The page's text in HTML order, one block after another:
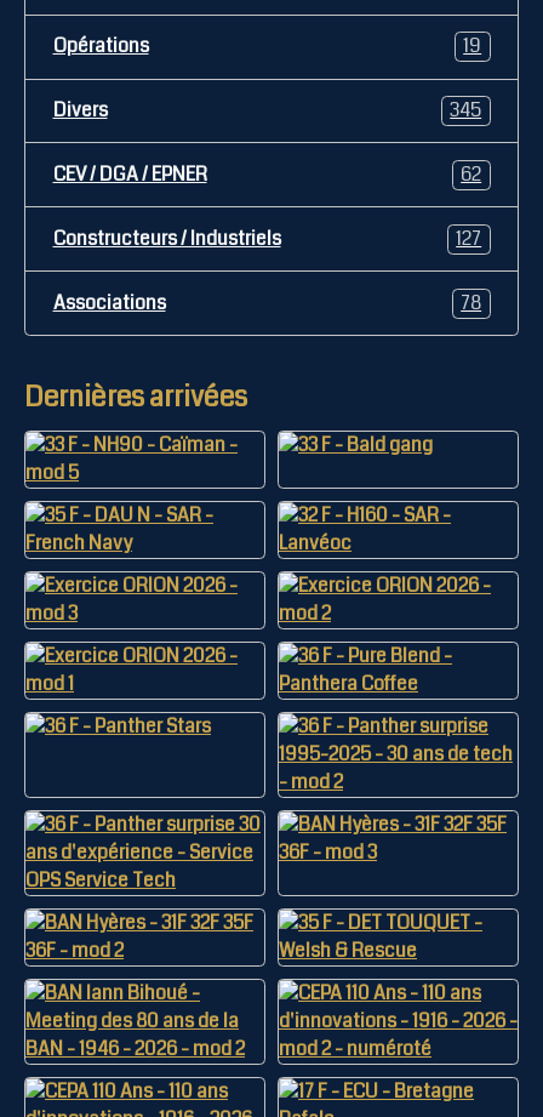
Opérations 19
Divers 345
CEV / DGA / EPNER 62
Constructeurs / Industriels 127
Associations 78
Dernières arrivées